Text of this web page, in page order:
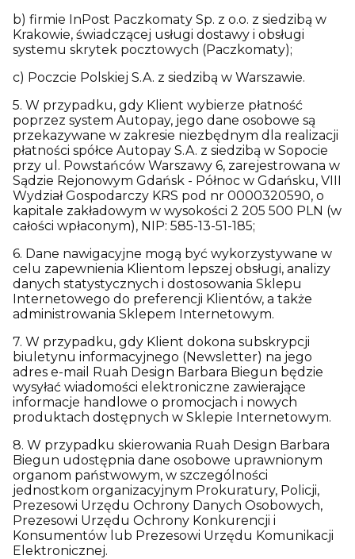
b) firmie InPost Paczkomaty Sp. z o.o. z siedzibą w
Krakowie, świadczącej usługi dostawy i obsługi
systemu skrytek pocztowych (Paczkomaty);
c) Poczcie Polskiej S.A. z siedzibą w Warszawie.
5. W przypadku, gdy Klient wybierze płatność
poprzez system Autopay, jego dane osobowe są
przekazywane w zakresie niezbędnym dla realizacji
płatności spółce Autopay S.A. z siedzibą w Sopocie
przy ul. Powstańców Warszawy 6, zarejestrowana w
Sądzie Rejonowym Gdańsk - Północ w Gdańsku, VIII
Wydział Gospodarczy KRS pod nr 0000320590, o
kapitale zakładowym w wysokości 2 205 500 PLN (w
całości wpłaconym), NIP: 585-13-51-185;
6. Dane nawigacyjne mogą być wykorzystywane w
celu zapewnienia Klientom lepszej obsługi, analizy
danych statystycznych i dostosowania Sklepu
Internetowego do preferencji Klientów, a także
administrowania Sklepem Internetowym.
7. W przypadku, gdy Klient dokona subskrypcji
biuletynu informacyjnego (Newsletter) na jego
adres e-mail Ruah Design Barbara Biegun będzie
wysyłać wiadomości elektroniczne zawierające
informacje handlowe o promocjach i nowych
produktach dostępnych w Sklepie Internetowym.
8. W przypadku skierowania Ruah Design Barbara
Biegun udostępnia dane osobowe uprawnionym
organom państwowym, w szczególności
jednostkom organizacyjnym Prokuratury, Policji,
Prezesowi Urzędu Ochrony Danych Osobowych,
Prezesowi Urzędu Ochrony Konkurencji i
Konsumentów lub Prezesowi Urzędu Komunikacji
Elektronicznej.